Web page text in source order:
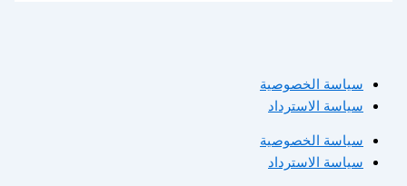
سياسة الخصوصية
سياسة الاسترداد
سياسة الخصوصية
سياسة الاسترداد